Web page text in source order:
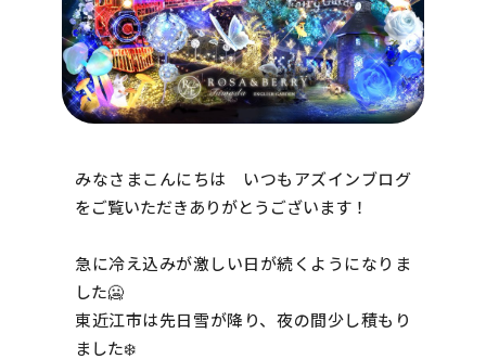
みなさまこんにちは いつもアズインブログ
をご覧いただきありがとうございます！
急に冷え込みが激しい日が続くようになりま
した🥶
東近江市は先日雪が降り、夜の間少し積もり
ました❄️